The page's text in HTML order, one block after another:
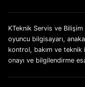
KTeknik Servis ve
oyuncu bilgisayarı,
kontrol, bakım ve
onayı ve bilgilendirme